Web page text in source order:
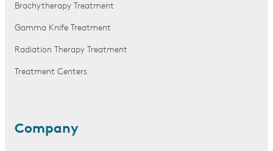
Brachytherapy Treatment
Gamma Knife Treatment
Radiation Therapy Treatment
Treatment Centers
Company